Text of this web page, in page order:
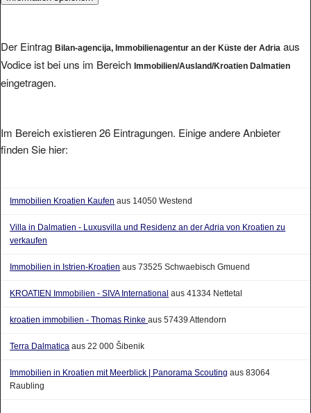
Der Eintrag Bilan-agencija, Immobilienagentur an der Küste der Adria aus
Vodice ist bei uns im Bereich Immobilien/Ausland/Kroatien Dalmatien
eingetragen.
Im Bereich existieren 26 Eintragungen. Einige andere Anbieter
finden Sie hier:
Immobilien Kroatien Kaufen aus 14050 Westend
Villa in Dalmatien - Luxusvilla und Residenz an der Adria von Kroatien zu
verkaufen
Immobilien in Istrien-Kroatien aus 73525 Schwaebisch Gmuend
KROATIEN Immobilien - SIVA International aus 41334 Nettetal
kroatien immobilien - Thomas Rinkeaus 57439 Attendorn
Terra Dalmatica aus 22 000 Šibenik
Immobilien in Kroatien mit Meerblick | Panorama Scouting aus 83064
Raubling